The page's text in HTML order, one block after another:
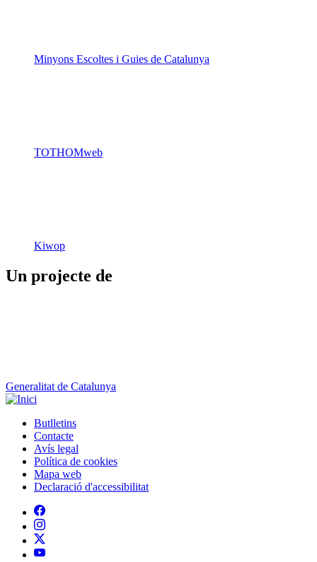
Minyons Escoltes i Guies de Catalunya
TOTHOMweb
Kiwop
Un projecte de
Generalitat de Catalunya
Peu
Butlletins
Contacte
Avís legal
Política de cookies
Mapa web
Declaració d'accessibilitat